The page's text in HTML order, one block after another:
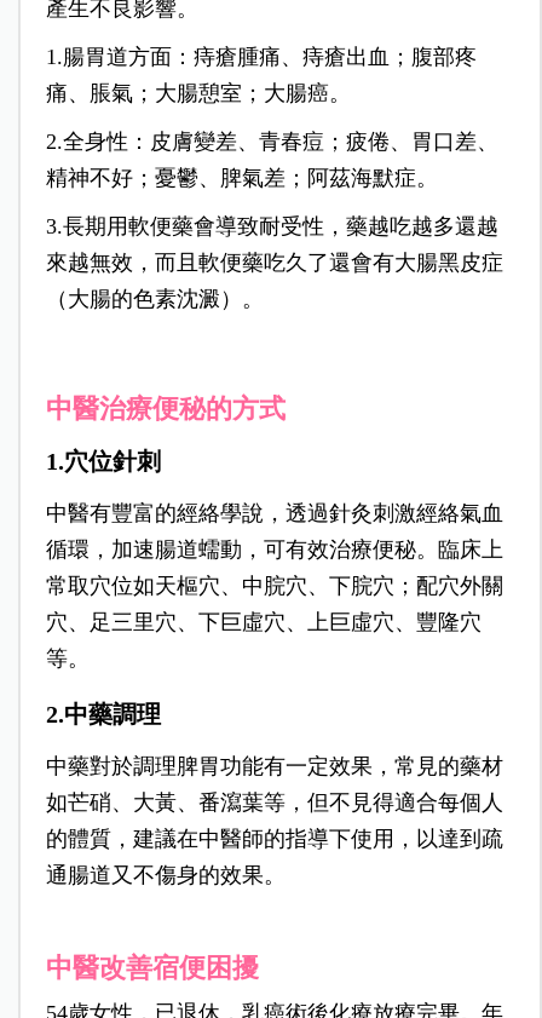
產生不良影響。
1.腸胃道方面：痔瘡腫痛、痔瘡出血；腹部疼
痛、脹氣；大腸憩室；大腸癌。
2.全身性：皮膚變差、青春痘；疲倦、胃口差、
精神不好；憂鬱、脾氣差；阿茲海默症。
3.長期用軟便藥會導致耐受性，藥越吃越多還越
來越無效，而且軟便藥吃久了還會有大腸黑皮症
（大腸的色素沈澱）。
中醫治療便秘的方式
1.穴位針刺
中醫有豐富的經絡學說，透過針灸刺激經絡氣血
循環，加速腸道蠕動，可有效治療便秘。臨床上
常取穴位如天樞穴、中脘穴、下脘穴；配穴外關
穴、足三里穴、下巨虛穴、上巨虛穴、豐隆穴
等。
2.中藥調理
中藥對於調理脾胃功能有一定效果，常見的藥材
如芒硝、大黃、番瀉葉等，但不見得適合每個人
的體質，建議在中醫師的指導下使用，以達到疏
通腸道又不傷身的效果。
中醫改善宿便困擾